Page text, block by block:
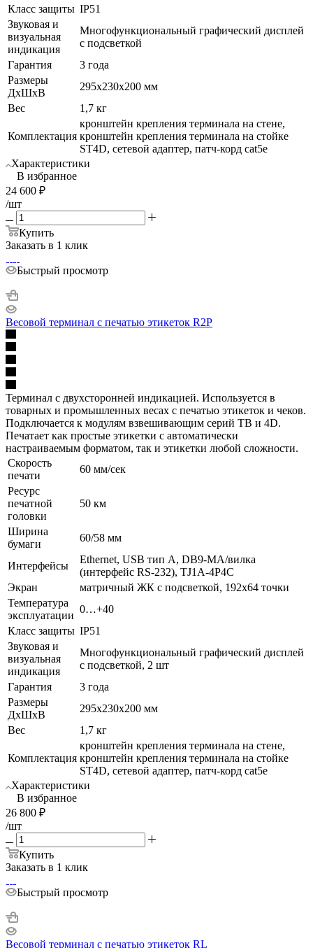
Класс защиты IP51
Звуковая и
визуальная
индикация
Многофункциональный графический дисплей
с подсветкой
Гарантия
3 года
Размеры
ДхШхВ
295х230х200 мм
Вес
1,7 кг
Комплектация
кронштейн крепления терминала на стене,
кронштейн крепления терминала на стойке
ST4D, сетевой адаптер, патч-корд cat5е
Характеристики
В избранное
24 600 ₽
/шт
Купить
Заказать в 1 клик
Быстрый просмотр
Весовой терминал с печатью этикеток R2P
Терминал с двухсторонней индикацией. Используется в
товарных и промышленных весах с печатью этикеток и чеков.
Подключается к модулям взвешивающим серий TB и 4D.
Печатает как простые этикетки с автоматически
настраиваемым форматом, так и этикетки любой сложности.
Скорость
печати
60 мм/сек
Ресурс
печатной
головки
50 км
Ширина
бумаги
60/58 мм
Интерфейсы
Ethernet, USB тип А, DB9-MА/вилка
(интерфейс RS-232), TJ1A-4P4C
Экран
матричный ЖК с подсветкой, 192х64 точки
Температура
эксплуатации
0…+40
Класс защиты IP51
Звуковая и
визуальная
индикация
Многофункциональный графический дисплей
с подсветкой, 2 шт
Гарантия
3 года
Размеры
ДхШхВ
295х230х200 мм
Вес
1,7 кг
Комплектация
кронштейн крепления терминала на стене,
кронштейн крепления терминала на стойке
ST4D, сетевой адаптер, патч-корд cat5е
Характеристики
В избранное
26 800 ₽
/шт
Купить
Заказать в 1 клик
Быстрый просмотр
Весовой терминал с печатью этикеток RL